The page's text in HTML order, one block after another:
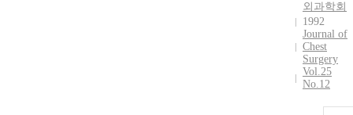
외과학회
1992
Journal of
Chest
Surgery
Vol.25
No.12